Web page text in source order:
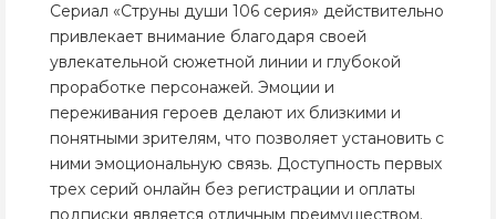
Сериал «Струны души 106 серия» действительно
привлекает внимание благодаря своей
увлекательной сюжетной линии и глубокой
проработке персонажей. Эмоции и
переживания героев делают их близкими и
понятными зрителям, что позволяет установить с
ними эмоциональную связь. Доступность первых
трех серий онлайн без регистрации и оплаты
подписки является отличным преимуществом.